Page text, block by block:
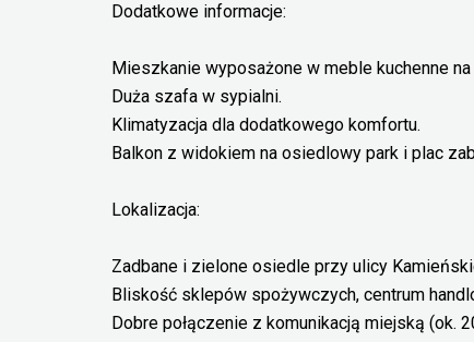
Dodatkowe informacje:
Mieszkanie wyposażone w meble kuchenne na
Duża szafa w sypialni.
Klimatyzacja dla dodatkowego komfortu.
Balkon z widokiem na osiedlowy park i plac
Lokalizacja:
Zadbane i zielone osiedle przy ulicy
Bliskość sklepów spożywczych, centrum
Dobre połączenie z komunikacją miejską (ok.